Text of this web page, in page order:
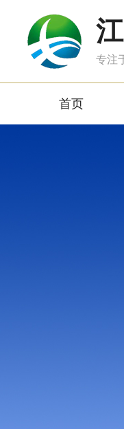
专注
首页